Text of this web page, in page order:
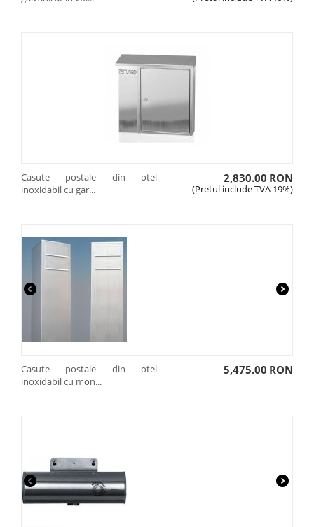
Casute postale din otel
inoxidabil cu gar...
2,830.00 RON
(Pretul include TVA 19%)
Casute postale din otel
inoxidabil cu mon...
5,475.00 RON